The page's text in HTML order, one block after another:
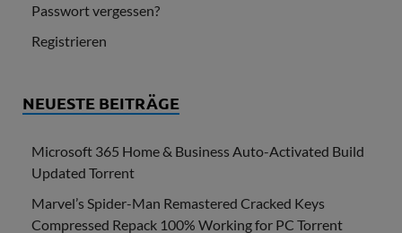
Passwort vergessen?
Registrieren
NEUESTE BEITRÄGE
Microsoft 365 Home & Business Auto-Activated Build
Updated Torrent
Marvel’s Spider-Man Remastered Cracked Keys
Compressed Repack 100% Working for PC Torrent